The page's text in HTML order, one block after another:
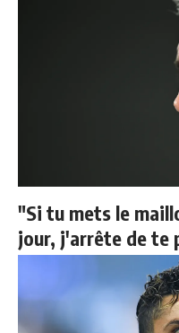
"Si tu mets le
jour, j'arrête de te